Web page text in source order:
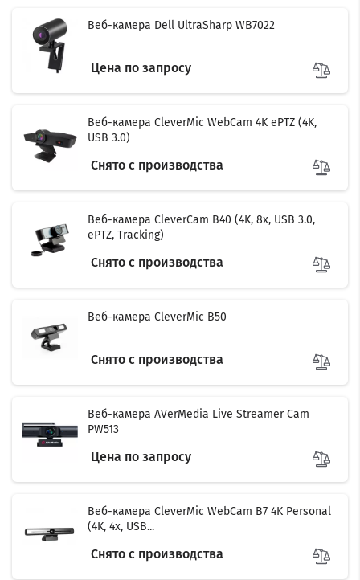
Веб-камера Dell UltraSharp WB7022
Цена по запросу
Веб-камера CleverMic WebCam 4K ePTZ (4K,
USB 3.0)
Снято с производства
Веб-камера CleverCam B40 (4K, 8x, USB 3.0,
ePTZ, Tracking)
Снято с производства
Веб-камера CleverMic B50
Снято с производства
Веб-камера AVerMedia Live Streamer Cam
PW513
Цена по запросу
Веб-камера CleverMic WebCam B7 4K Personal
(4K, 4x, USB...
Снято с производства